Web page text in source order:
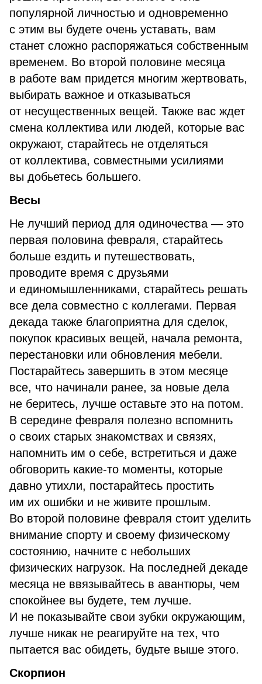
популярной личностью и одновременно
с этим вы будете очень уставать, вам
станет сложно распоряжаться собственным
временем. Во второй половине месяца
в работе вам придется многим жертвовать,
выбирать важное и отказываться
от несущественных вещей. Также вас ждет
смена коллектива или людей, которые вас
окружают, старайтесь не отделяться
от коллектива, совместными усилиями
вы добьетесь большего.
Весы
Не лучший период для одиночества — это
первая половина февраля, старайтесь
больше ездить и путешествовать,
проводите время с друзьями
и единомышленниками, старайтесь решать
все дела совместно с коллегами. Первая
декада также благоприятна для сделок,
покупок красивых вещей, начала ремонта,
перестановки или обновления мебели.
Постарайтесь завершить в этом месяце
все, что начинали ранее, за новые дела
не беритесь, лучше оставьте это на потом.
В середине февраля полезно вспомнить
о своих старых знакомствах и связях,
напомнить им о себе, встретиться и даже
обговорить какие-то моменты, которые
давно утихли, постарайтесь простить
им их ошибки и не живите прошлым.
Во второй половине февраля стоит уделить
внимание спорту и своему физическому
состоянию, начните с небольших
физических нагрузок. На последней декаде
месяца не ввязывайтесь в авантюры, чем
спокойнее вы будете, тем лучше.
И не показывайте свои зубки окружающим,
лучше никак не реагируйте на тех, что
пытается вас обидеть, будьте выше этого.
Скорпион